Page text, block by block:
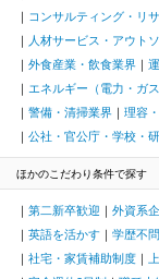
コンサルティング・リ
人材サービス・アウト
外食産業・飲食業界
エネルギー（電力・ガ
警備・清掃業界
理容
公社・官公庁・学校・
ほかのこだわり条件で探す
第二新卒歓迎 外資系
英語を活かす
学歴不問
社宅・家賃補助制度